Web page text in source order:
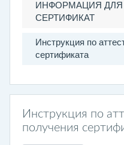
ИНФОРМАЦИЯ
СЕРТИФИКАТ
Инструкция по
сертификата
Инструкция по
получения